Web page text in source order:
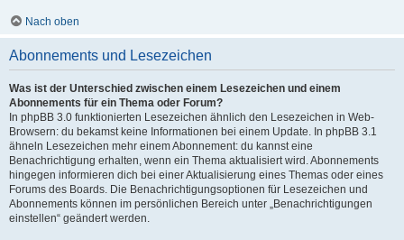
Nach oben
Abonnements und Lesezeichen
Was ist der Unterschied zwischen einem Lesezeichen und einem
Abonnements für ein Thema oder Forum?
In phpBB 3.0 funktionierten Lesezeichen ähnlich den Lesezeichen in Web-
Browsern: du bekamst keine Informationen bei einem Update. In phpBB 3.1
ähneln Lesezeichen mehr einem Abonnement: du kannst eine
Benachrichtigung erhalten, wenn ein Thema aktualisiert wird. Abonnements
hingegen informieren dich bei einer Aktualisierung eines Themas oder eines
Forums des Boards. Die Benachrichtigungsoptionen für Lesezeichen und
Abonnements können im persönlichen Bereich unter „Benachrichtigungen
einstellen“ geändert werden.